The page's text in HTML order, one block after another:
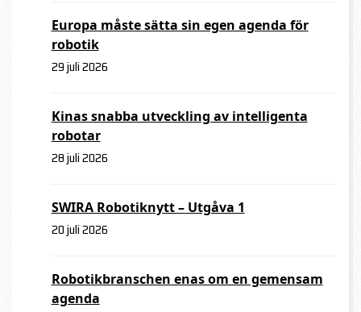
Europa måste sätta sin egen agenda för
robotik
29 juli 2026
Kinas snabba utveckling av intelligenta
robotar
28 juli 2026
SWIRA Robotiknytt – Utgåva 1
20 juli 2026
Robotikbranschen enas om en gemensam
agenda